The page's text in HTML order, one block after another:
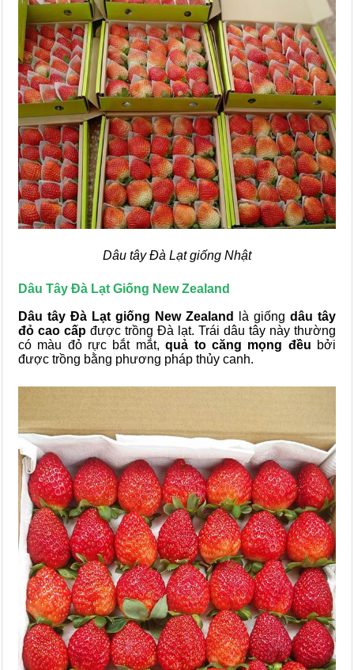
Dâu tây Đà Lạt giống Nhật
Dâu Tây Đà Lạt Giống New Zealand
Dâu tây Đà Lạt giống New Zealand là giống dâu tây
đỏ cao cấp được trồng Đà lạt. Trái dâu tây này thường
có màu đỏ rực bắt mắt,quả to căng mọng đều bởi
được trồng bằng phương pháp thủy canh.